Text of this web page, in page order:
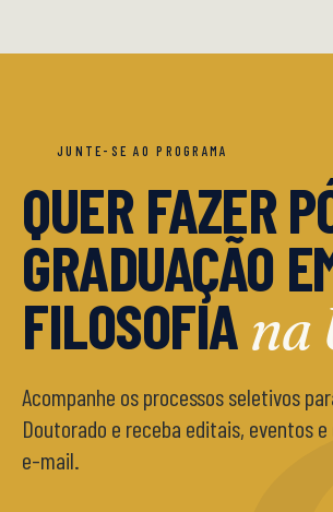
JUNTE-SE AO PROGRAMA
QUER FAZER
GRADUAÇÃO
FILOSOFIAna
Acompanhe os processos seletivos
Doutorado e receba editais, eventos
e-mail.